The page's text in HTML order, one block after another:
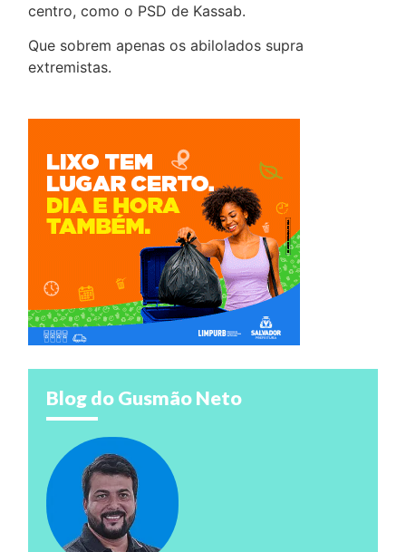
centro, como o PSD de Kassab.
Que sobrem apenas os abilolados supra
extremistas.
Blog do Gusmão Neto